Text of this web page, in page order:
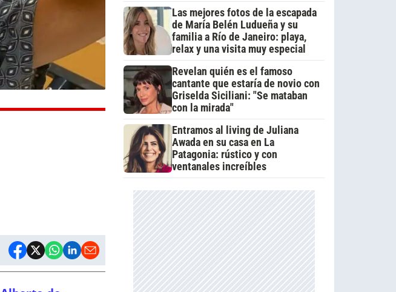
Las mejores fotos de la escapada
de María Belén Ludueña y su
familia a Río de Janeiro: playa,
relax y una visita muy especial
Revelan quién es el famoso
cantante que estaría de novio con
Griselda Siciliani: "Se mataban
con la mirada"
Entramos al living de Juliana
Awada en su casa en La
Patagonia: rústico y con
ventanales increíbles